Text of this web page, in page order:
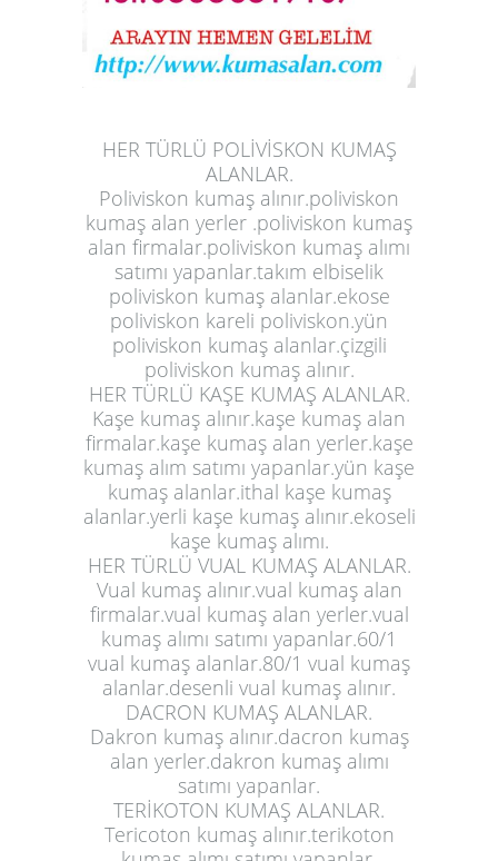
HER TÜRLÜ POLİVİSKON KUMAŞ
ALANLAR.
Poliviskon kumaş alınır.poliviskon
kumaş alan yerler .poliviskon kumaş
alan firmalar.poliviskon kumaş alımı
satımı yapanlar.takım elbiselik
poliviskon kumaş alanlar.ekose
poliviskon kareli poliviskon.yün
poliviskon kumaş alanlar.çizgili
poliviskon kumaş alınır.
HER TÜRLÜ KAŞE KUMAŞ ALANLAR.
Kaşe kumaş alınır.kaşe kumaş alan
firmalar.kaşe kumaş alan yerler.kaşe
kumaş alım satımı yapanlar.yün kaşe
kumaş alanlar.ithal kaşe kumaş
alanlar.yerli kaşe kumaş alınır.ekoseli
kaşe kumaş alımı.
HER TÜRLÜ VUAL KUMAŞ ALANLAR.
Vual kumaş alınır.vual kumaş alan
firmalar.vual kumaş alan yerler.vual
kumaş alımı satımı yapanlar.60/1
vual kumaş alanlar.80/1 vual kumaş
alanlar.desenli vual kumaş alınır.
DACRON KUMAŞ ALANLAR.
Dakron kumaş alınır.dacron kumaş
alan yerler.dakron kumaş alımı
satımı yapanlar.
TERİKOTON KUMAŞ ALANLAR.
Tericoton kumaş alınır.terikoton